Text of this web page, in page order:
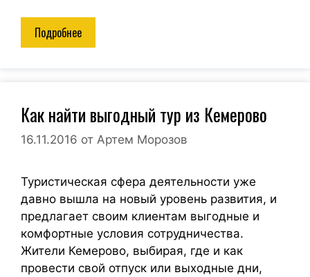
Подробнее
Как найти выгодный тур из Кемерово
16.11.2016 от Артем Морозов
Туристическая сфера деятельности уже
давно вышла на новый уровень развития, и
предлагает своим клиентам выгодные и
комфортные условия сотрудничества.
Жители Кемерово, выбирая, где и как
провести свой отпуск или выходные дни,